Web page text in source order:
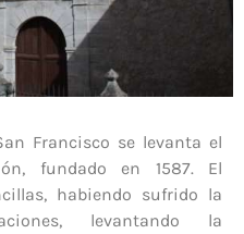
Francisco se levanta el
fundado en 1587. El
habiendo sufrido la
levantando la